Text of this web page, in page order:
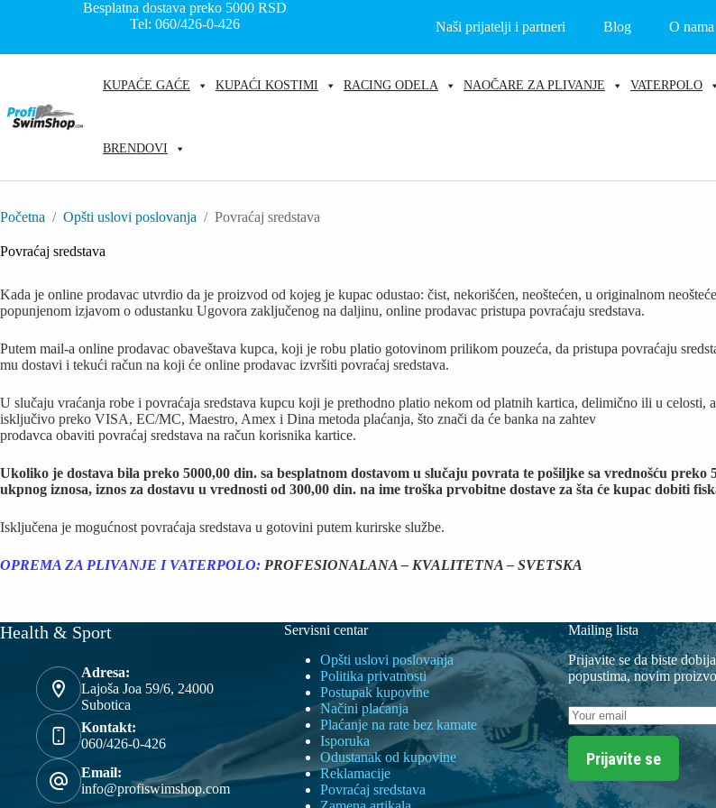
Besplatna dostava preko 5000RSD
Tel: 060/426-0-426
Naši prijatelji i partneri Blog O nama
KUPAĆE GAĆE KUPAĆI KOSTIMI RACING ODELA NAOČARE ZA PLIVANJE VATERPOLO
BRENDOVI
Početna / Opšti uslovi poslovanja / Povraćaj sredstava
Povraćaj sredstava
Kada je online prodavac utvrdio da je proizvod od kojeg je kupac odustao: čist, nekorišćen, neoštećen, u originalnom
popunjenom izjavom o odustanku Ugovora zaključenog na daljinu, online prodavac pristupa povraćaju sredstava.
Putem mail-a online prodavac obaveštava kupca, koji je robu platio gotovinom prilikom pouzeća, da pristupa povraćaju
mu dostavi i tekući račun na koji će online prodavac izvršiti povraćaj sredstava.
U slučaju vraćanja robe i povraćaja sredstava kupcu koji je prethodno platio nekom od platnih kartica, delimično ili u
isključivo preko VISA, EC/MC, Maestro, Amex i Dina metoda plaćanja, što znači da će banka na zahtev
prodavca obaviti povraćaj sredstava na račun korisnika kartice.
Ukoliko je dostava bila preko 5000,00 din. sa besplatnom dostavom u slučaju povrata te pošiljke sa vrednošću
ukpnog iznosa, iznos za dostavu u vrednosti od 300,00 din. na ime troška prvobitne dostave za šta će kupac dobiti
Isključena je mogućnost povraćaja sredstava u gotovini putem kurirske službe.
OPREMA ZA PLIVANJE I VATERPOLO: PROFESIONALANA – KVALITETNA – SVETSKA
Health & Sport
Adresa:
Lajoša Joa 59/6, 24000
Subotica
Kontakt:
060/426-0-426
Email:
info@profiswimshop.com
Servisni centar
Opšti uslovi poslovanja
Politika privatnosti
Postupak kupovine
Načini plaćanja
Plaćanje na rate bez kamate
Isporuka
Odustanak od kupovine
Reklamacije
Povraćaj sredstava
Mailing lista
Prijavite se da biste
popustima, novim
Prijavite se